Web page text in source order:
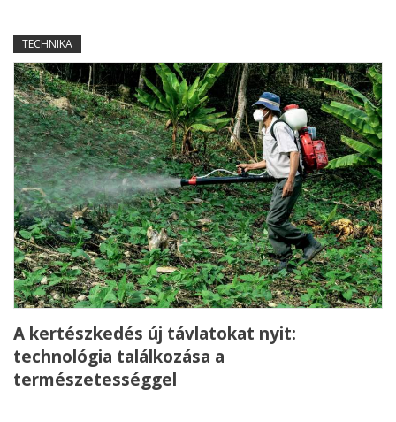
TECHNIKA
A kertészkedés új távlatokat nyit:
technológia találkozása a
természetességgel